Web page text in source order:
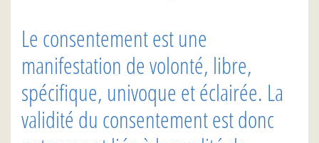
Le consentement est une
manifestation de volonté, libre,
spécifique, univoque et éclairée. La
validité du consentement est donc